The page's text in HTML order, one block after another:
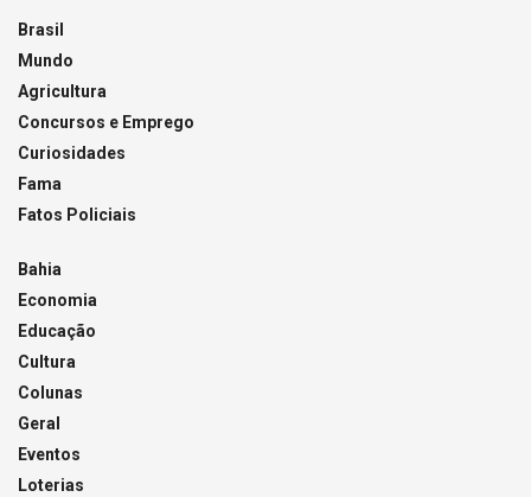
Brasil
Mundo
Agricultura
Concursos e Emprego
Curiosidades
Fama
Fatos Policiais
Bahia
Economia
Educação
Cultura
Colunas
Geral
Eventos
Loterias